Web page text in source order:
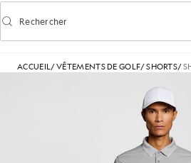
Activer/désactiver la recherche
Rechercher
ACCUEIL/VÊTEMENTS DE GOLF/SHORTS/